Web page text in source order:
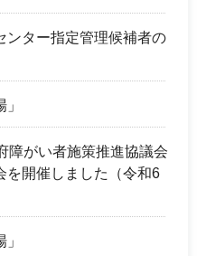
ンター指定管理候補者の
障がい者施策推進協議会
を開催しました（令和6